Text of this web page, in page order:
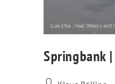
Springbank